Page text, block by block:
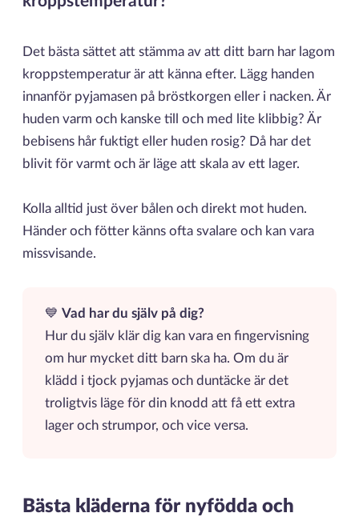
Det bästa sättet att stämma av att ditt barn har lagom
kroppstemperatur är att känna efter. Lägg handen
innanför pyjamasen på bröstkorgen eller i nacken. Är
huden varm och kanske till och med lite klibbig? Är
bebisens hår fuktigt eller huden rosig? Då har det
blivit för varmt och är läge att skala av ett lager.
Kolla alltid just över bålen och direkt mot huden.
Händer och fötter känns ofta svalare och kan vara
missvisande.
💙 Vad har du själv på dig?
Hur du själv klär dig kan vara en fingervisning
om hur mycket ditt barn ska ha. Om du är
klädd i tjock pyjamas och duntäcke är det
troligtvis läge för din knodd att få ett extra
lager och strumpor, och vice versa.
Bästa kläderna för nyfödda och